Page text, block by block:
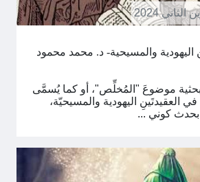
اليهودية والمسيحية- د. محمد محمود
موضوعَ "المُخلِّص"، أو كما يُسمَّى
العقيدتَينِ اليهودية والمسيحيّة،
بحدث كوني ...